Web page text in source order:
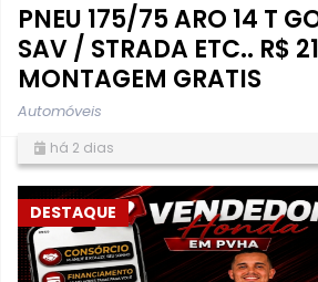
PNEU 175/75 ARO 14 T
SAV / STRADA ETC.. R$
MONTAGEM GRATIS
Automóveis
há 2 dias
DESTAQUE